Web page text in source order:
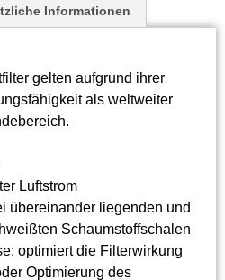
Informationen
gelten aufgrund ihrer
als weltweiter
Luftstrom
übereinander liegenden und
Schaumstoffschalen
optimiert die Filterwirkung
Optimierung des